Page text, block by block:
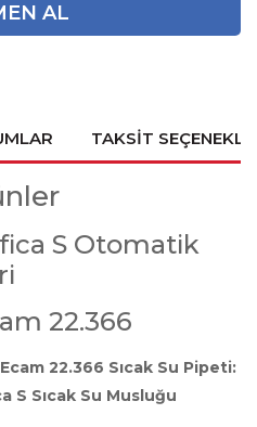
AL
TAKSIT
S Otomatik
22.366
22.366 Sıcak Su Pipeti:
S Sıcak Su Musluğu